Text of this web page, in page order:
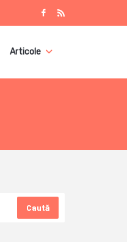
Articole
Caută